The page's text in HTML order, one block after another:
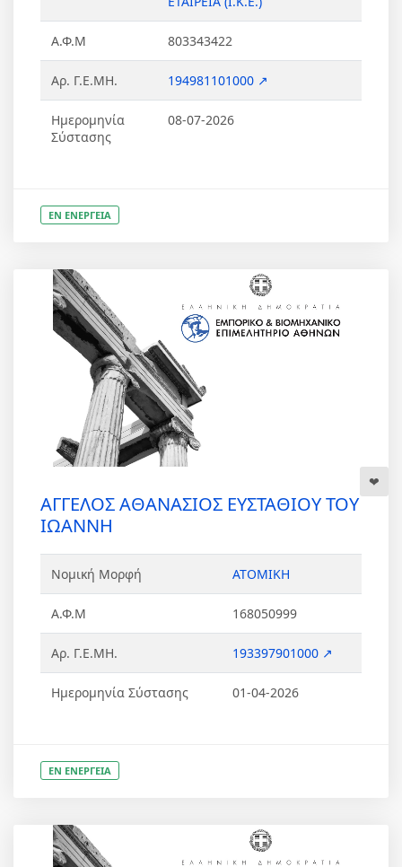
Α.Φ.Μ 803343422
Αρ. Γ.Ε.ΜΗ. 194981101000 ↗
Ημερομηνία
Σύστασης
08-07-2026
ΕΝ ΕΝΕΡΓΕΙΑ
ΑΓΓΕΛΟΣ ΑΘΑΝΑΣΙΟΣ ΕΥΣΤΑΘΙΟΥ ΤΟΥ
ΙΩΑΝΝΗ
Νομική Μορφή ΑΤΟΜΙΚΗ
Α.Φ.Μ 168050999
Αρ. Γ.Ε.ΜΗ. 193397901000 ↗
Ημερομηνία Σύστασης 01-04-2026
ΕΝ ΕΝΕΡΓΕΙΑ